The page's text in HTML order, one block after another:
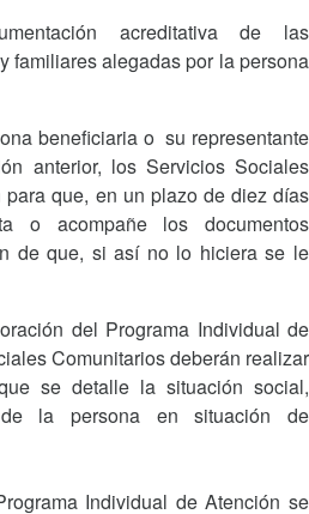
acreditativa de las
familiares alegadas por la persona
beneficiaria o su representante
anterior, los Servicios Sociales
que, en un plazo de diez días
o acompañe los documentos
de que, si así no lo hiciera se le
del Programa Individual de
Comunitarios deberán realizar
se detalle la situación social,
la persona en situación de
Individual de Atención se